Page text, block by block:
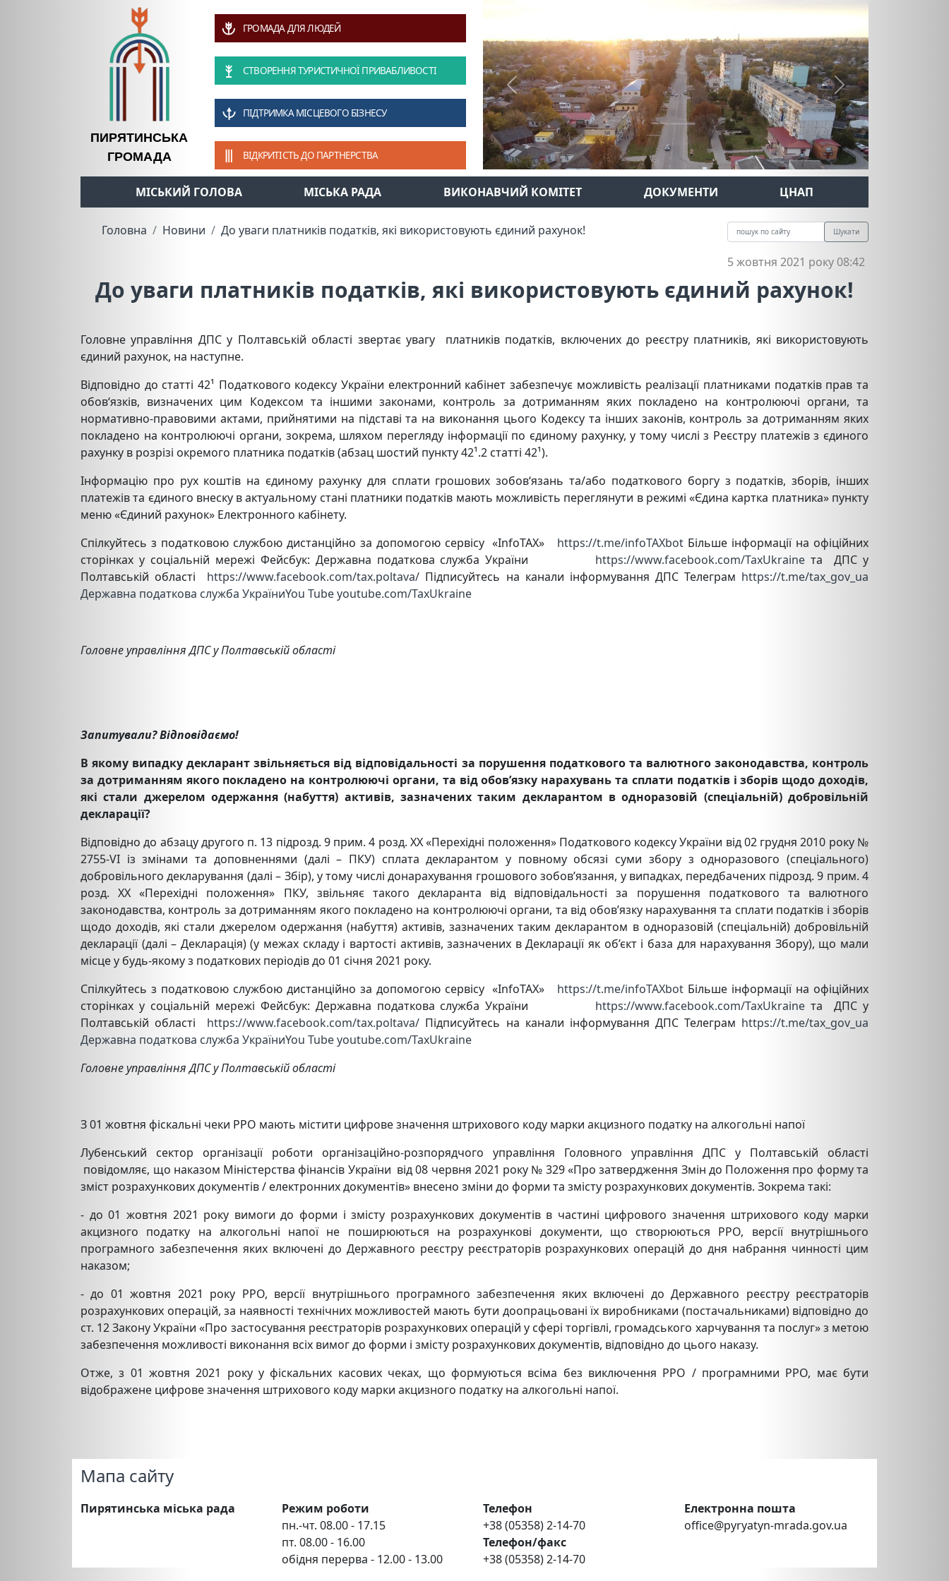
ПИРЯТИНСЬКА
ГРОМАДА
ГРОМАДА ДЛЯ ЛЮДЕЙ
СТВОРЕННЯ ТУРИСТИЧНОЇ ПРИВАБЛИВОСТІ
ПІДТРИМКА МІСЦЕВОГО БІЗНЕСУ
ВІДКРИТІСТЬ ДО ПАРТНЕРСТВА
Previous Next
МІСЬКИЙ ГОЛОВА МІСЬКА РАДА ВИКОНАВЧИЙ КОМІТЕТ ДОКУМЕНТИ ЦНАП
Головна Новини До уваги платників податків, які використовують єдиний рахунок! Шукати
5 жовтня 2021 року 08:42
До уваги платників податків, які використовують єдиний рахунок!
Головне управління ДПС у Полтавській області звертає увагу платників податків, включених до реєстру платників, які використовують
єдиний рахунок, на наступне.
Відповідно до статті 42¹ Податкового кодексу України електронний кабінет забезпечує можливість реалізації платниками податків прав та
обов‘язків, визначених цим Кодексом та іншими законами, контроль за дотриманням яких покладено на контролюючі органи, та
нормативно-правовими актами, прийнятими на підставі та на виконання цього Кодексу та інших законів, контроль за дотриманням яких
покладено на контролюючі органи, зокрема, шляхом перегляду інформації по єдиному рахунку, у тому числі з Реєстру платежів з єдиного
рахунку в розрізі окремого платника податків (абзац шостий пункту 42¹.2 статті 42¹).
Інформацію про рух коштів на єдиному рахунку для сплати грошових зобов‘язань та/або податкового боргу з податків, зборів, інших
платежів та єдиного внеску в актуальному стані платники податків мають можливість переглянути в режимі «Єдина картка платника» пункту
меню «Єдиний рахунок» Електронного кабінету.
Спілкуйтесь з податковою службою дистанційно за допомогою сервісу «InfoTAX» https://t.me/infoTAXbot Більше інформації на офіційних
сторінках у соціальній мережі Фейсбук: Державна податкова служба України https://www.facebook.com/TaxUkraine та ДПС у
Полтавській області https://www.facebook.com/tax.poltava/ Підписуйтесь на канали інформування ДПС Телеграм https://t.me/tax_gov_ua
Державна податкова служба УкраїниYou Tubeyoutube.com/TaxUkraine
Головне управління ДПС у Полтавській області
Запитували? Відповідаємо!
В якому випадку декларант звільняється від відповідальності за порушення податкового та валютного законодавства, контроль
за дотриманням якого покладено на контролюючі органи, та від обов’язку нарахувань та сплати податків і зборів щодо доходів,
які стали джерелом одержання (набуття) активів, зазначених таким декларантом в одноразовій (спеціальній) добровільній
декларації?
Відповідно до абзацу другого п. 13 підрозд. 9 прим. 4 розд. ХХ «Перехідні положення» Податкового кодексу України від 02 грудня 2010 року №
2755-VI із змінами та доповненнями (далі – ПКУ) сплата декларантом у повному обсязі суми збору з одноразового (спеціального)
добровільного декларування (далі – Збір), у тому числі донарахування грошового зобов’язання, у випадках, передбачених підрозд. 9 прим. 4
розд. ХХ «Перехідні положення» ПКУ, звільняє такого декларанта від відповідальності за порушення податкового та валютного
законодавства, контроль за дотриманням якого покладено на контролюючі органи, та від обов’язку нарахування та сплати податків і зборів
щодо доходів, які стали джерелом одержання (набуття) активів, зазначених таким декларантом в одноразовій (спеціальній) добровільній
декларації (далі – Декларація) (у межах складу і вартості активів, зазначених в Декларації як об’єкт і база для нарахування Збору), що мали
місце у будь-якому з податкових періодів до 01 січня 2021 року.
Спілкуйтесь з податковою службою дистанційно за допомогою сервісу «InfoTAX» https://t.me/infoTAXbot Більше інформації на офіційних
сторінках у соціальній мережі Фейсбук: Державна податкова служба України https://www.facebook.com/TaxUkraine та ДПС у
Полтавській області https://www.facebook.com/tax.poltava/ Підписуйтесь на канали інформування ДПС Телеграм https://t.me/tax_gov_ua
Державна податкова служба УкраїниYou Tubeyoutube.com/TaxUkraine
Головне управління ДПС у Полтавській області
З 01 жовтня фіскальні чеки РРО мають містити цифрове значення штрихового коду марки акцизного податку на алкогольні напої
Лубенський сектор організації роботи організаційно-розпорядчого управління Головного управління ДПС у Полтавській області
повідомляє, що наказом Міністерства фінансів України від 08 червня 2021 року № 329 «Про затвердження Змін до Положення про форму та
зміст розрахункових документів / електронних документів» внесено зміни до форми та змісту розрахункових документів. Зокрема такі:
- до 01 жовтня 2021 року вимоги до форми і змісту розрахункових документів в частині цифрового значення штрихового коду марки
акцизного податку на алкогольні напої не поширюються на розрахункові документи, що створюються РРО, версії внутрішнього
програмного забезпечення яких включені до Державного реєстру реєстраторів розрахункових операцій до дня набрання чинності цим
наказом;
- до 01 жовтня 2021 року РРО, версії внутрішнього програмного забезпечення яких включені до Державного реєстру реєстраторів
розрахункових операцій, за наявності технічних можливостей мають бути доопрацьовані їх виробниками (постачальниками) відповідно до
ст. 12 Закону України «Про застосування реєстраторів розрахункових операцій у сфері торгівлі, громадського харчування та послуг» з метою
забезпечення можливості виконання всіх вимог до форми і змісту розрахункових документів, відповідно до цього наказу.
Отже, з 01 жовтня 2021 року у фіскальних касових чеках, що формуються всіма без виключення РРО / програмними РРО, має бути
відображене цифрове значення штрихового коду марки акцизного податку на алкогольні напої.
Мапа сайту
Пирятинська міська рада
Режим роботи
пн.-чт. 08.00 - 17.15
пт. 08.00 - 16.00
обідня перерва - 12.00 - 13.00
Телефон
+38 (05358) 2-14-70
Телефон/факс
+38 (05358) 2-14-70
Електронна пошта
office@pyryatyn-mrada.gov.ua